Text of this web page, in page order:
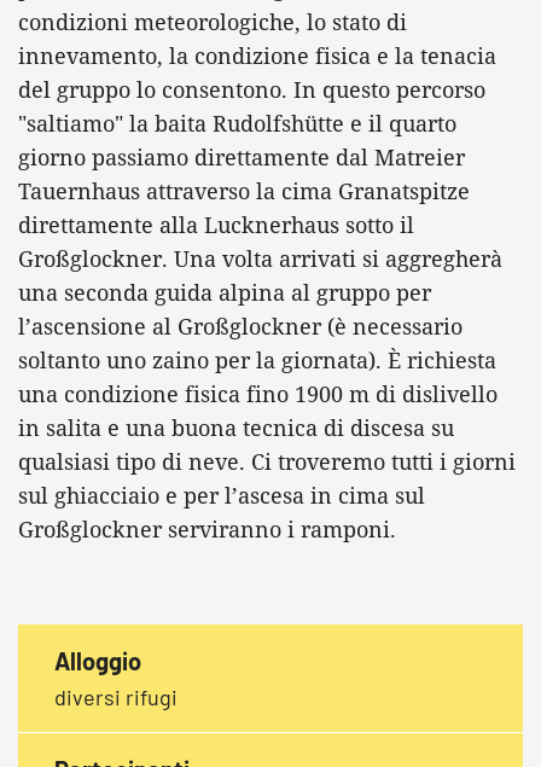
condizioni meteorologiche, lo stato di
innevamento, la condizione fisica e la tenacia
del gruppo lo consentono. In questo percorso
"saltiamo" la baita Rudolfshütte e il quarto
giorno passiamo direttamente dal Matreier
Tauernhaus attraverso la cima Granatspitze
direttamente alla Lucknerhaus sotto il
Großglockner. Una volta arrivati si aggregherà
una seconda guida alpina al gruppo per
l’ascensione al Großglockner (è necessario
soltanto uno zaino per la giornata). È richiesta
una condizione fisica fino 1900 m di dislivello
in salita e una buona tecnica di discesa su
qualsiasi tipo di neve. Ci troveremo tutti i giorni
sul ghiacciaio e per l’ascesa in cima sul
Großglockner serviranno i ramponi.
Alloggio
diversi rifugi